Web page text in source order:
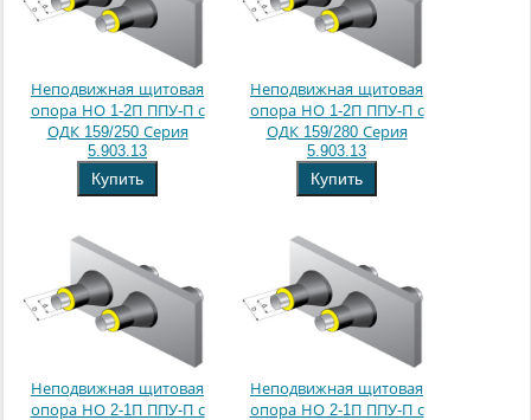
Неподвижная щитовая
опора НО 1-2П ППУ-П с
ОДК 159/250 Серия
5.903.13
Купить
Неподвижная щитовая
опора НО 1-2П ППУ-П с
ОДК 159/280 Серия
5.903.13
Купить
Неподвижная щитовая
опора НО 2-1П ППУ-П с
Неподвижная щитовая
опора НО 2-1П ППУ-П с